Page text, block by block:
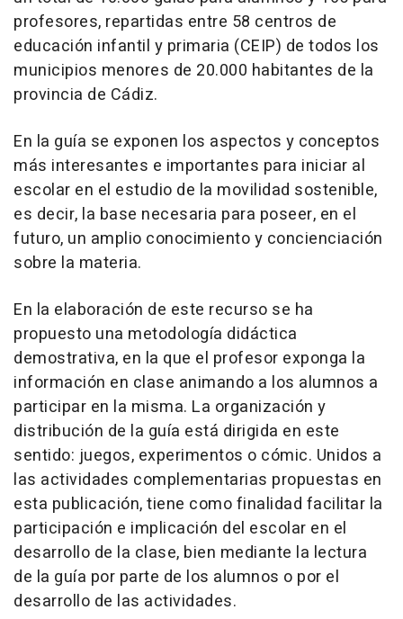
profesores, repartidas entre 58 centros de
educación infantil y primaria (CEIP) de todos los
municipios menores de 20.000 habitantes de la
provincia de Cádiz.
En la guía se exponen los aspectos y conceptos
más interesantes e importantes para iniciar al
escolar en el estudio de la movilidad sostenible,
es decir, la base necesaria para poseer, en el
futuro, un amplio conocimiento y concienciación
sobre la materia.
En la elaboración de este recurso se ha
propuesto una metodología didáctica
demostrativa, en la que el profesor exponga la
información en clase animando a los alumnos a
participar en la misma. La organización y
distribución de la guía está dirigida en este
sentido: juegos, experimentos o cómic. Unidos a
las actividades complementarias propuestas en
esta publicación, tiene como finalidad facilitar la
participación e implicación del escolar en el
desarrollo de la clase, bien mediante la lectura
de la guía por parte de los alumnos o por el
desarrollo de las actividades.